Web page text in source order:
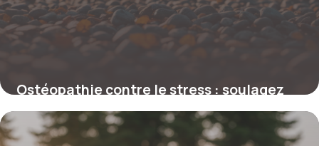
Ostéopathie contre le stress : soulagez
anxiété et tensions naturellement
9 février 2026